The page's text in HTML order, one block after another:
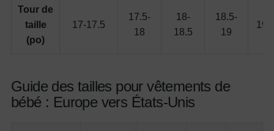
Tour de
taille
(po)
17-17.5
17.5-
18
18-
18.5
18.5-
19
19-
Guide des tailles pour vêtements de
bébé : Europe vers États-Unis